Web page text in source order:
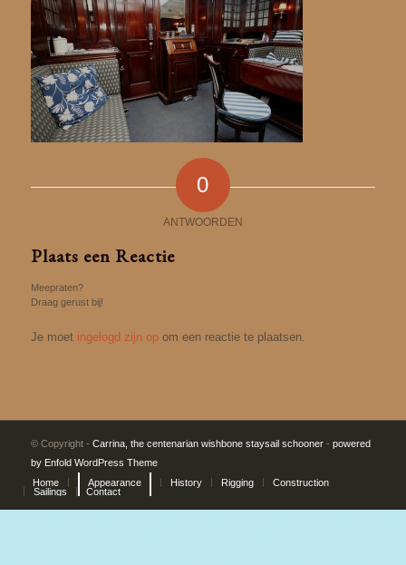
0
ANTWOORDEN
Plaats een Reactie
Meepraten?
Draag gerust bij!
Je moet ingelogd zijn opom een reactie te plaatsen.
© Copyright - Carrina, the centenarian wishbone staysail schooner- powered
by Enfold WordPress Theme
Home
Appearance History Rigging
Construction
Sailings
Contact